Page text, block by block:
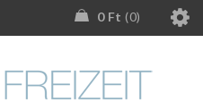
0 Ft 0